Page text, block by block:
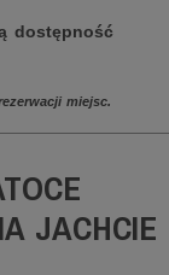
dostępność
miejsc.
JACHCIE